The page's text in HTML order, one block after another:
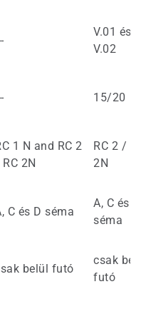
V.01 és
V.02
15/20
1 N and RC 2
2N
RC 2 / RC
2N
C és D séma
A, C és D
séma
belül futó
csak
futó